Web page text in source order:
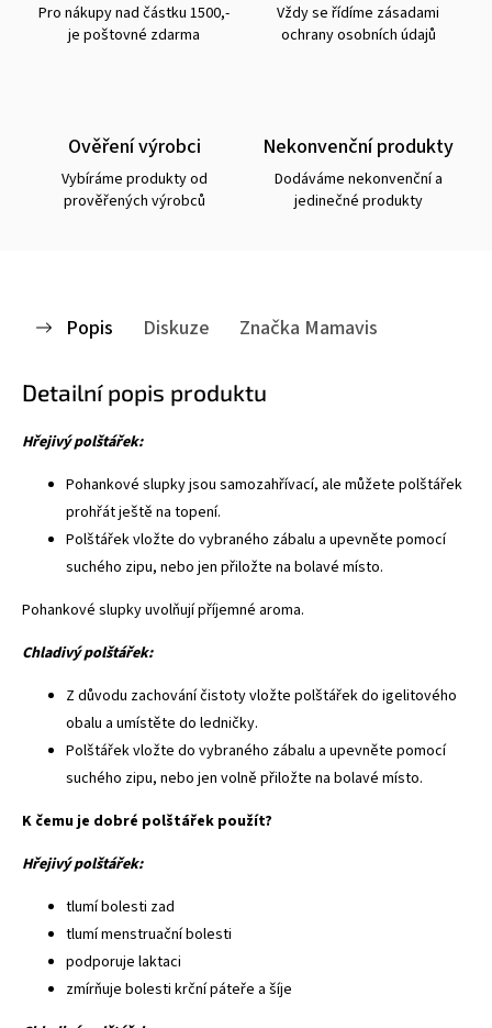
Pro nákupy nad částku 1500,-
je poštovné zdarma
Vždy se řídíme zásadami
ochrany osobních údajů
Ověření výrobci
Vybíráme produkty od
prověřených výrobců
Nekonvenční produkty
Dodáváme nekonvenční a
jedinečné produkty
Popis Diskuze Značka Mamavis
Detailní popis produktu
Hřejivý polštářek:
Pohankové slupky jsou samozahřívací, ale můžete polštářek
prohřát ještě na topení.
Polštářek vložte do vybraného zábalu a upevněte pomocí
suchého zipu, nebo jen přiložte na bolavé místo.
Pohankové slupky uvolňují příjemné aroma.
Chladivý polštářek:
Z důvodu zachování čistoty vložte polštářek do igelitového
obalu a umístěte do ledničky.
Polštářek vložte do vybraného zábalu a upevněte pomocí
suchého zipu, nebo jen volně přiložte na bolavé místo.
K čemu je dobré polštářek použít?
Hřejivý polštářek:
tlumí bolesti zad
tlumí menstruační bolesti
podporuje laktaci
zmírňuje bolesti krční páteře a šíje